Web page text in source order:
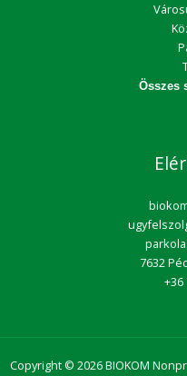
Összes
7632
+36
Copyright © 2026 BIOKOM